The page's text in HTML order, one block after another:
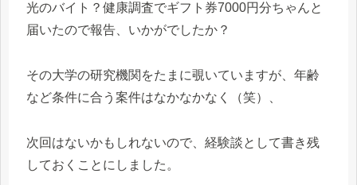
光のバイト？健康調査でギフト券7000円分ちゃんと
届いたので報告、いかがでしたか？
その大学の研究機関をたまに覗いていますが、年齢
など条件に合う案件はなかなかなく（笑）、
次回はないかもしれないので、経験談として書き残
しておくことにしました。